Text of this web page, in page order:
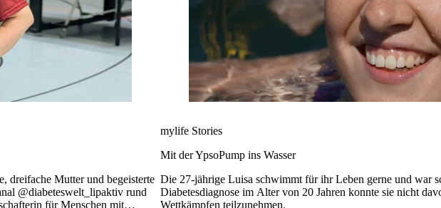
dreifache Mutter und begeisterte
@diabeteswelt_lipaktiv rund
für Menschen mit
mylife Stories
Mit der YpsoPump ins Wasser
Die 27-jährige Luisa schwimmt für ihr Leben gerne und war
Diabetesdiagnose im Alter von 20 Jahren konnte sie nicht
Wettkämpfen teilzunehmen.